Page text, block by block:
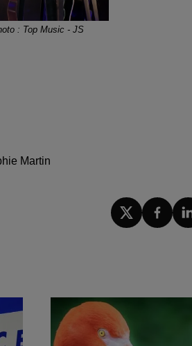
: Top Music - JS
Martin